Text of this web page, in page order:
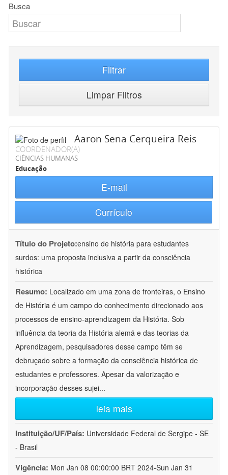
Busca
Filtrar
Limpar Filtros
Aaron Sena Cerqueira Reis
COORDENADOR(A)
CIÊNCIAS HUMANAS
Educação
E-mail
Currículo
Título do Projeto:ensino de história para estudantes
surdos: uma proposta inclusiva a partir da consciência
histórica
Resumo: Localizado em uma zona de fronteiras, o Ensino
de História é um campo do conhecimento direcionado aos
processos de ensino-aprendizagem da História. Sob
influência da teoria da História alemã e das teorias da
Aprendizagem, pesquisadores desse campo têm se
debruçado sobre a formação da consciência histórica de
estudantes e professores. Apesar da valorização e
incorporação desses sujei...
leia mais
Instituição/UF/País: Universidade Federal de Sergipe - SE
- Brasil
Vigência: Mon Jan 08 00:00:00 BRT 2024-Sun Jan 31